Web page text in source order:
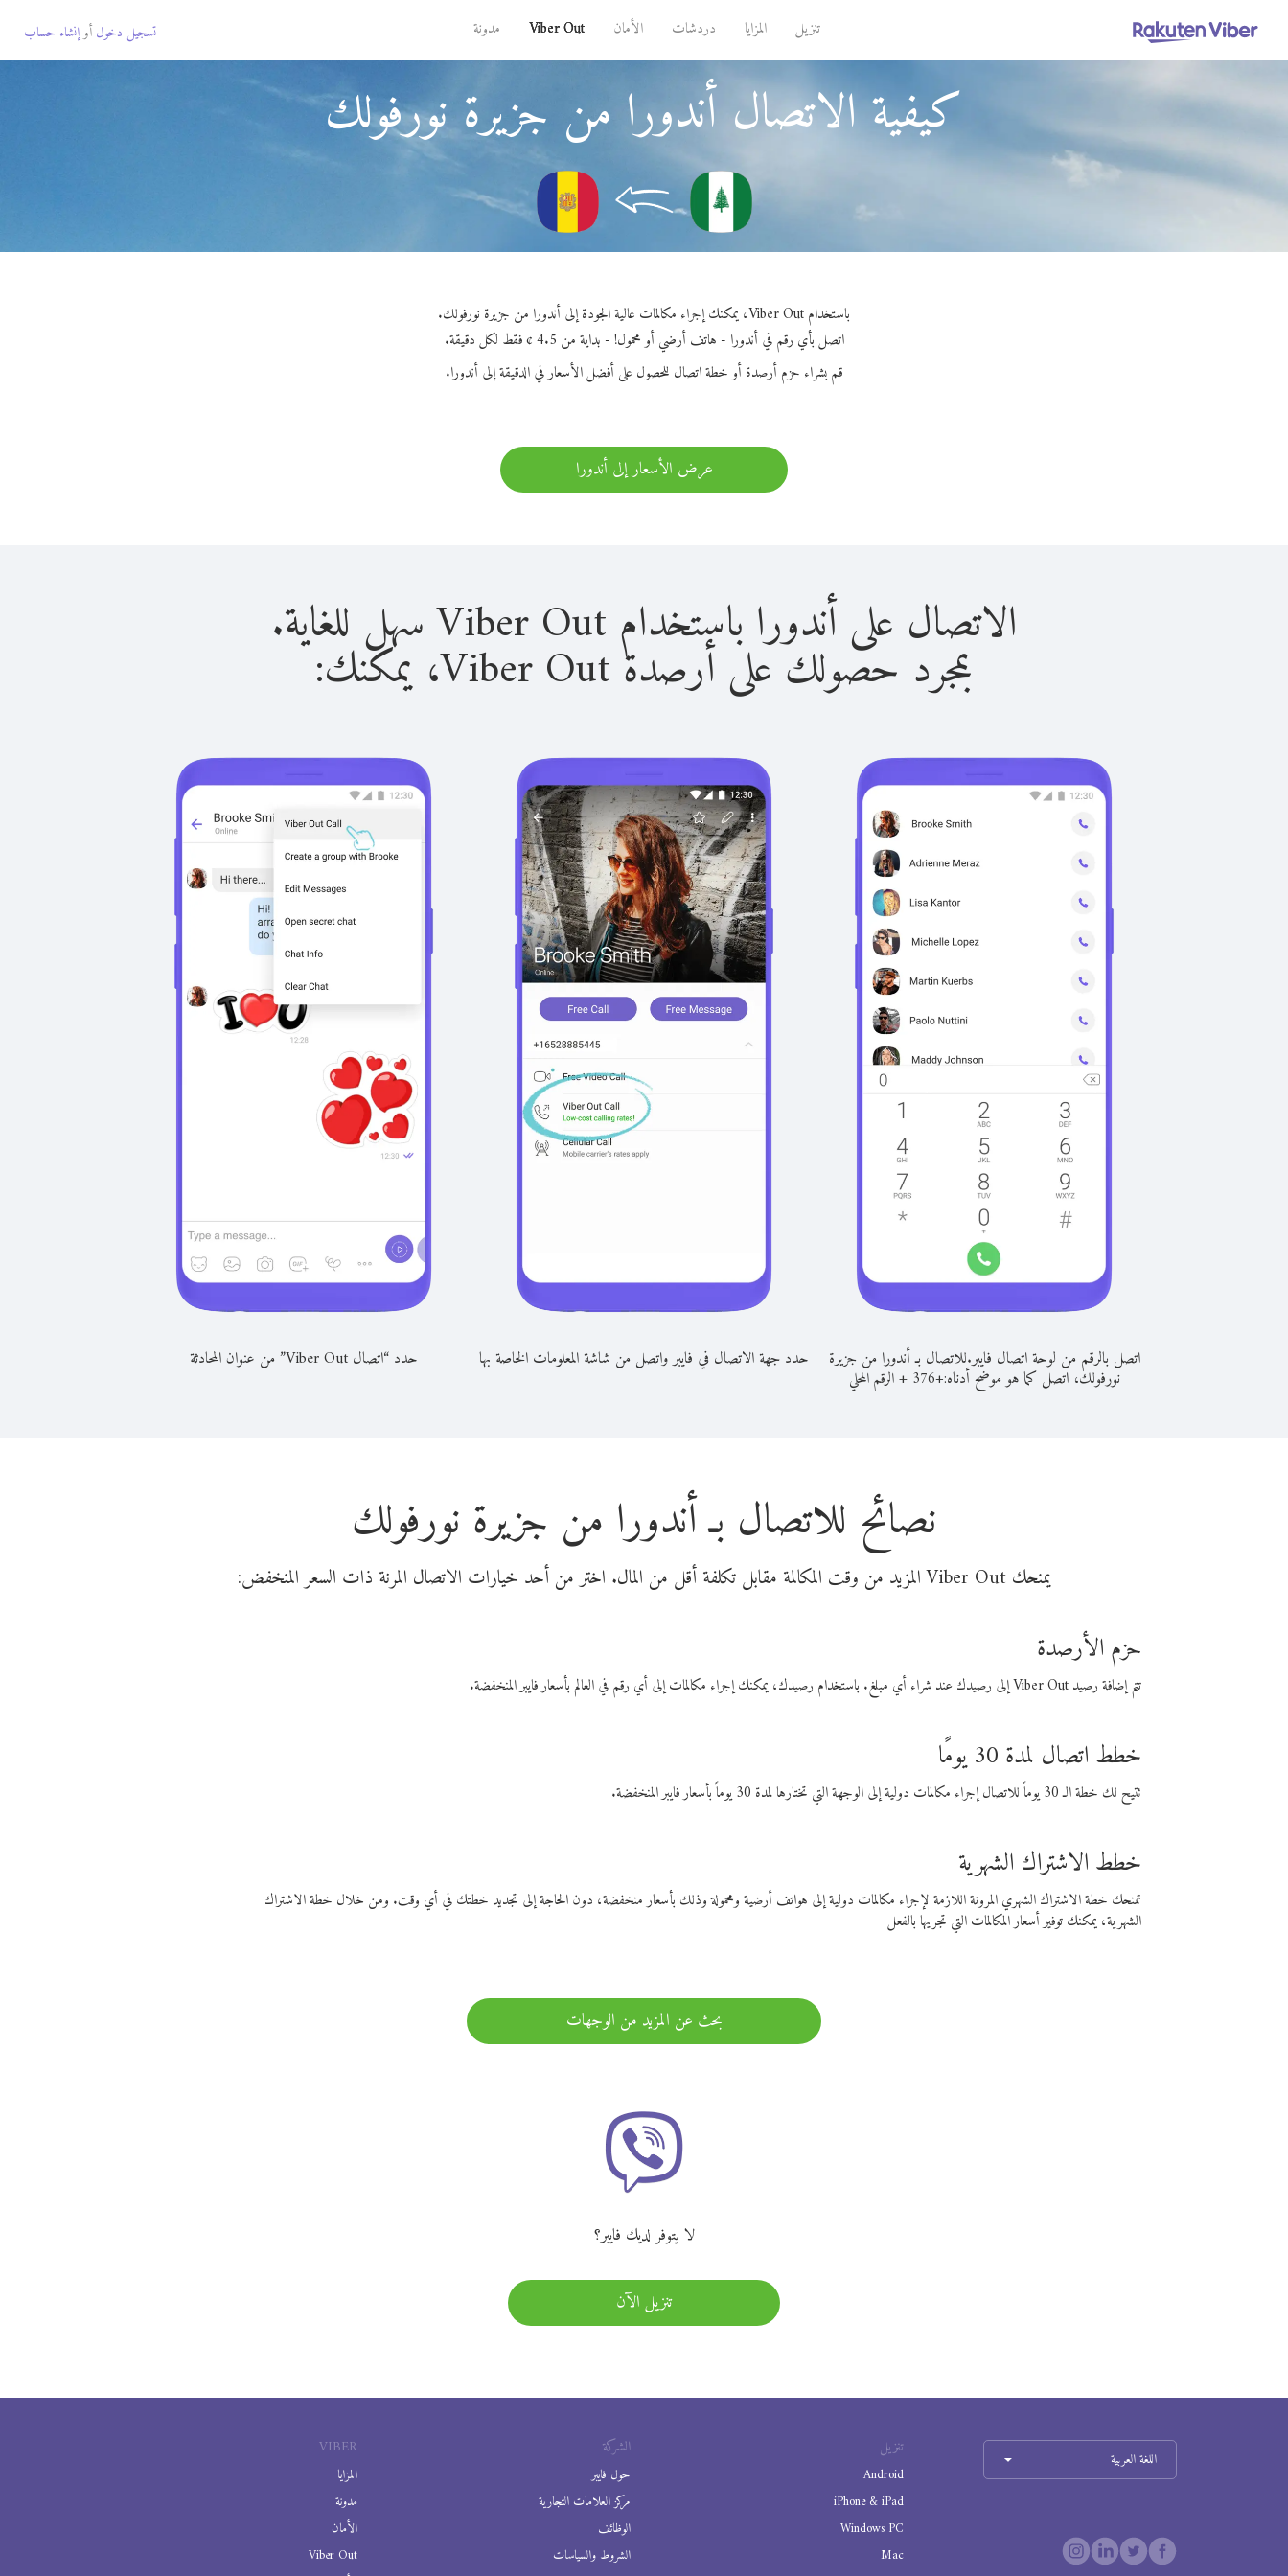
تنزيل المزايا دردشات الأمان Viber Out مدونة تسجيل دخول أوإنشاء حساب
كيفية الاتصال أندورا من جزيرة نورفولك
باستخدام Viber Out، يمكنك إجراء مكالمات عالية الجودة إلى أندورا من جزيرة نورفولك.
اتصل بأي رقم في أندورا - هاتف أرضي أو محمول! - بداية من 4.5 ¢ فقط لكل دقيقة.
قم بشراء حزم أرصدة أو خطة اتصال للحصول على أفضل الأسعار في الدقيقة إلى أندورا.
عرض الأسعار إلى أندورا
الاتصال على أندورا باستخدام Viber Out سهل للغاية.
بمجرد حصولك على أرصدة Viber Out، يمكنك:
اتصل بالرقم من لوحة اتصال فايبر.للاتصال بـ أندورا من جزيرة
نورفولك، اتصل كما هو موضح أدناه:+
376
+الرقم المحلي
حدد جهة الاتصال في فايبر واتصل من شاشة المعلومات الخاصة بها حدد “اتصال Viber Out” من عنوان المحادثة
نصائح للاتصال بـ أندورا من جزيرة نورفولك
يمنحك Viber Out المزيد من وقت المكالمة مقابل تكلفة أقل من المال. اختر من أحد خيارات الاتصال المرنة ذات السعر المنخفض:
حزم الأرصدة
تتم إضافة رصيد Viber Out إلى رصيدك عند شراء أي مبلغ. باستخدام رصيدك، يمكنك إجراء مكالمات إلى أي رقم في العالم بأسعار فايبر المنخفضة.
خطط اتصال لمدة 30 يومًا
تتيح لك خطة الـ 30 يوماً للاتصال إجراء مكالمات دولية إلى الوجهة التي تختارها لمدة 30 يوماً بأسعار فايبر المنخفضة.
خطط الاشتراك الشهرية
تمنحك خطة الاشتراك الشهري المرونة اللازمة لإجراء مكالمات دولية إلى هواتف أرضية ومحمولة وذلك بأسعار منخفضة، دون الحاجة إلى تجديد خطتك في أي وقت. ومن خلال خطة الاشتراك
الشهرية، يمكنك توفير أسعار المكالمات التي تجريها بالفعل
بحث عن المزيد من الوجهات
لا يتوفر لديك فايبر؟
تنزيل الآن
VIBER
المزايا
مدونة
الأمان
Viber Out
الشركة
حول فايبر
مركز العلامات التجارية
الوظائف
الشروط والسياسات
تنزيل
Android
iPhone & iPad
Windows PC
Mac
اللغة العربية